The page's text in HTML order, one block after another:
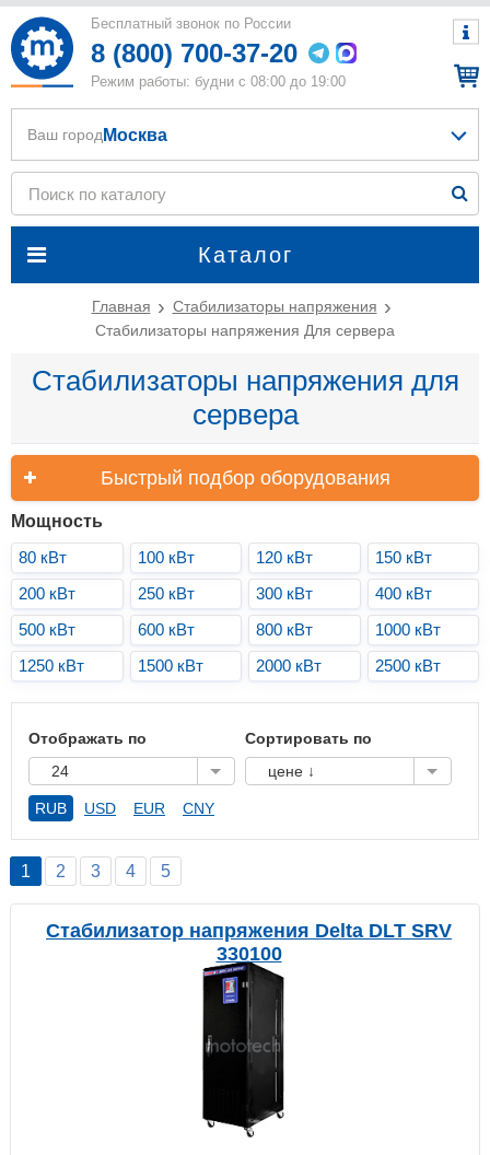
Бесплатный звонок по России
8 (800) 700-37-20
Режим работы: будни с 08:00 до 19:00
Каталог
Ваш город Москва
Главная
Стабилизаторы напряжения
Стабилизаторы напряжения Для сервера
Стабилизаторы напряжения для
сервера
Быстрый подбор оборудования
Мощность
80 кВт
100 кВт 120 кВт
150 кВт
200 кВт
250 кВт 300 кВт
400 кВт
500 кВт
600 кВт 800 кВт
1000 кВт
1250 кВт
1500 кВт 2000 кВт 2500 кВт
Отображать по
24
Сортировать по
цене ↓
RUB USD EUR CNY
1 2 3 4 5
Стабилизатор напряжения Delta DLT SRV
330100